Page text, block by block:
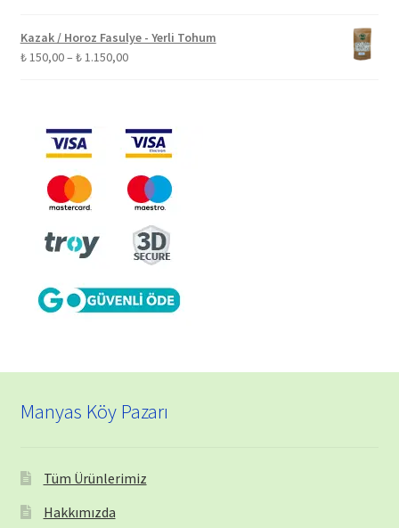
Kazak / Horoz Fasulye - Yerli Tohum
₺150,00– ₺1.150,00Fiyat
₺ 1.150,00
Manyas Köy Pazarı
Tüm Ürünlerimiz
Hakkımızda